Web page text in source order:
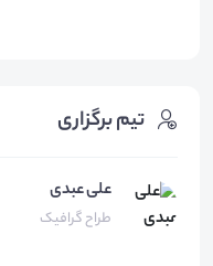
تیم برگزاری
علی عبدی
طراح گرافیک